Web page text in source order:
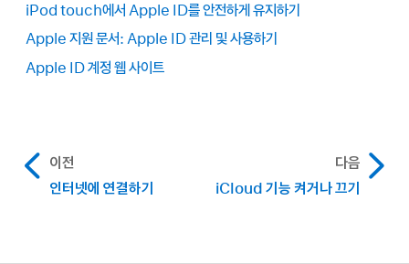
iPod touch에서 Apple ID를 안전하게 유지하기
Apple 지원 문서: Apple ID 관리 및 사용하기
Apple ID 계정 웹 사이트
이전
인터넷에 연결하기
다음
iCloud 기능 켜거나 끄기